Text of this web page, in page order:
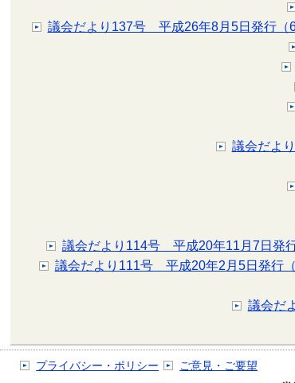
議会だより137号 平成26年8月5日発行（6
議会だよ
議会だより114号 平成20年11月7日発行
議会だより111号 平成20年2月5日発行（
議会だ
プライバシー・ポリシー ご意見・ご要望